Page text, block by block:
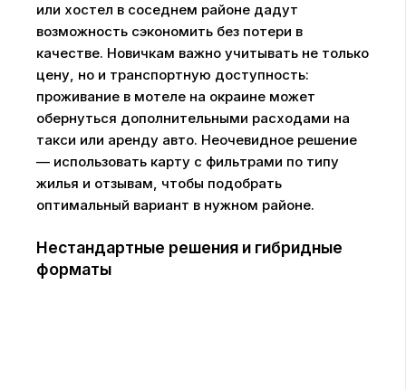
или хостел в соседнем районе дадут
возможность сэкономить без потери в
качестве. Новичкам важно учитывать не только
цену, но и транспортную доступность:
проживание в мотеле на окраине может
обернуться дополнительными расходами на
такси или аренду авто. Неочевидное решение
— использовать карту с фильтрами по типу
жилья и отзывам, чтобы подобрать
оптимальный вариант в нужном районе.
Нестандартные решения и гибридные
форматы